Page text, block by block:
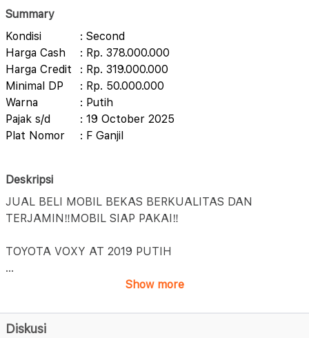
Summary
Kondisi
: Second
Harga Cash
: Rp. 378.000.000
Harga Credit
: Rp. 319.000.000
Minimal DP
: Rp. 50.000.000
Warna
: Putih
Pajak s/d
: 19 October 2025
Plat Nomor
: F Ganjil
Deskripsi
JUAL BELI MOBIL BEKAS BERKUALITAS DAN
TERJAMIN‼️MOBIL SIAP PAKAI‼️
TOYOTA VOXY AT 2019 PUTIH
...
Show more
Diskusi